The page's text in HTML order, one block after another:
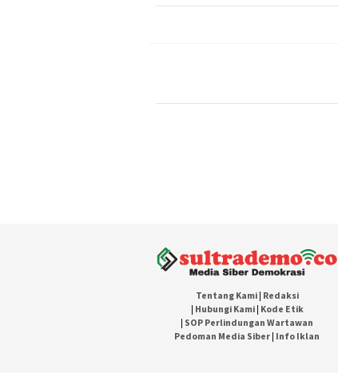
Tentang Kami| Redaksi
| Hubungi Kami| Kode Etik
| SOP Perlindungan Wartawan
Pedoman Media Siber | Info Iklan